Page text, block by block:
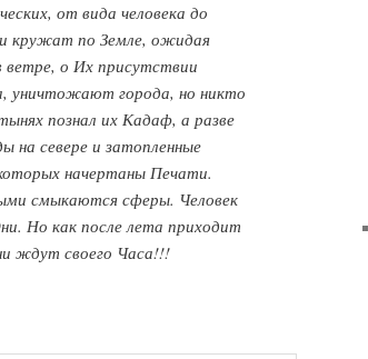
от вида человека до
кружат по Земле, ожидая
ветре, о Их присутствии
уничтожают города, но никто
познал их Кадаф, а разве
на севере и затопленные
начертаны Печати.
смыкаются сферы. Человек
Но как после лета приходит
ждут своего Часа!!!